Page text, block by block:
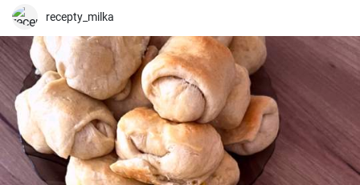
recepty_milka